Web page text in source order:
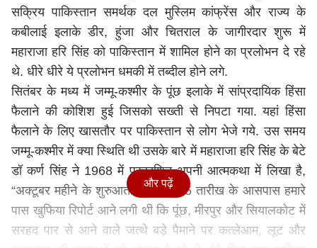
सक्रिय पाकिस्तान समर्थक दल मुस्लिम कांफ्रेंस और राज्य के
कबीलाई इलाके डीर, हुंजा और चितराल के जागीरदार शुरू में
महाराजा हरि सिंह को पाकिस्तान में शामिल होने का प्रलोभन दे रहे
थे. धीरे धीरे ये प्रलोभन धमकी में तब्दील होने लगे.
सितंबर के मध्य में जम्मू-कश्मीर के पूंछ इलाके में सांप्रदायिक हिंसा
फैलाने की कोशिश हुई जिसको सख्ती से निपटा गया. यहां हिंसा
फैलाने के लिए खासतौर पर पाकिस्तान से लोग भेजे गये. उस समय
जम्मू-कश्मीर में क्या स्थिति थी उसके बारे में महाराजा हरि सिंह के बेटे
डॉ कर्ण सिंह ने 1968 में प्रकाशित अपनी आत्मकथा में लिखा है,
“अक्टूबर महीने के शुरुआती दिन थे...15 तारीख के आसपास हमारे
पास खुफिया रिपोर्ट आने लगी थी कि पूंछ, मीरपुर और सियालकोट में
सरहद पार से आने वाले जत्थे बड़े पैमाने पर कत्लेआम, लूट और
और पढ़ें